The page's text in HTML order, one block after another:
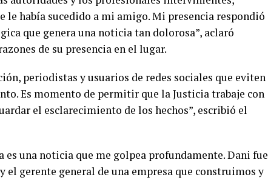
había sucedido a mi amigo. Mi presencia respondió
que genera una noticia tan dolorosa”, aclaró
de su presencia en el lugar.
periodistas y usuarios de redes sociales que eviten
Es momento de permitir que la Justicia trabaje con
el esclarecimiento de los hechos”, escribió el
es una noticia que me golpea profundamente. Dani fue
gerente general de una empresa que construimos y